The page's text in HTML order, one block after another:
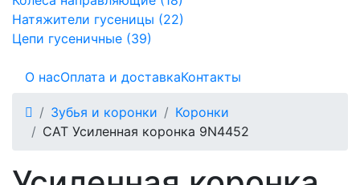
Натяжители гусеницы (22)
Цепи гусеничные (39)
О насОплата и доставкаКонтакты
Зубья и коронки
Коронки
CAT Усиленная коронка 9N4452